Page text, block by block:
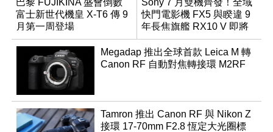
富士新世代機皇 X-T6 傳 9
月第一周登場
快門電影機 FX5 與睽違 9
年長焦旗艦 RX10 V 即將
登場
Megadap 推出全球首款 Leica M 轉
Canon RF 自動對焦轉接環 M2RF
Tamron 推出 Canon RF 與 Nikon Z
接環 17-70mm F2.8 恆定大光圈標